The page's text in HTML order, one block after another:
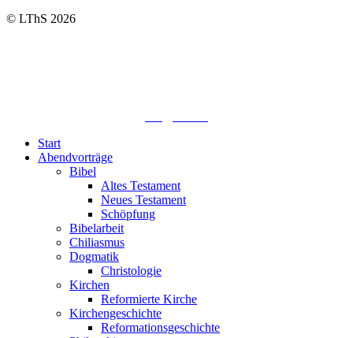
© LThS 2026
Start
Abendvorträge
Bibel
Altes Testament
Neues Testament
Schöpfung
Bibelarbeit
Chiliasmus
Dogmatik
Christologie
Kirchen
Reformierte Kirche
Kirchengeschichte
Reformationsgeschichte